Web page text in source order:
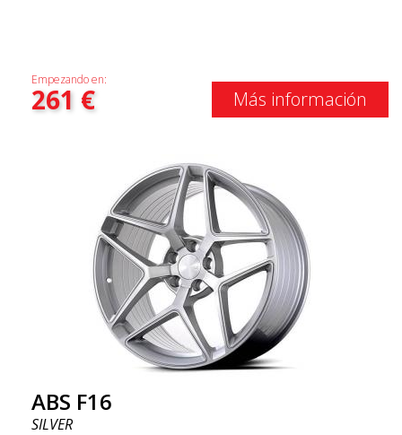
Empezando en:
261 € Más información
ABS F16
SILVER